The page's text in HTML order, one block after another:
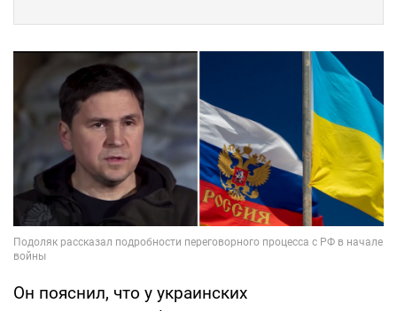
Он пояснил, что у украинских